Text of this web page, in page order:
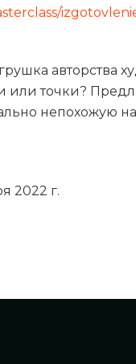
авторства
или точки?
непохожую
2022 г.